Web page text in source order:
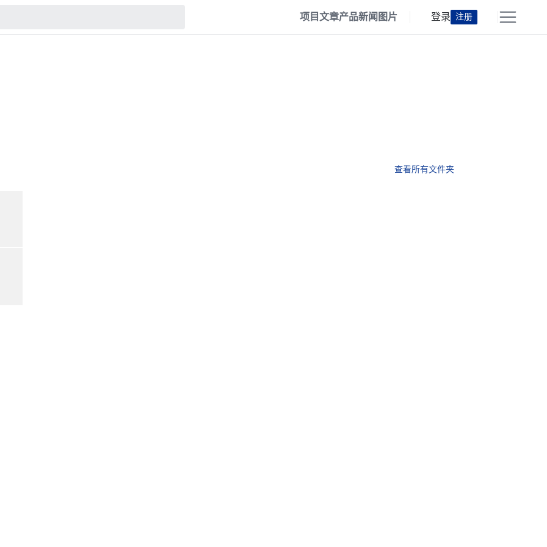
项目文章产品新闻 图片 登录 注册
查看所有文件夹